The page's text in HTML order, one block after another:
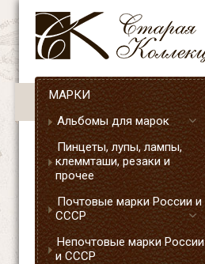
МАРКИ
Альбомы для марок
Пинцеты, лупы, лампы,
клеммташи, резаки и
прочее
Почтовые марки России и
СССР
Непочтовые марки России
и СССР